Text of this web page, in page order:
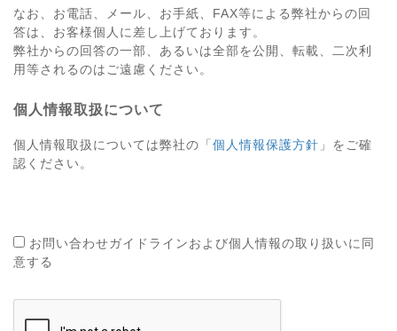
なお、お電話、メール、お手紙、FAX等による弊社からの回
答は、お客様個人に差し上げております。
弊社からの回答の一部、あるいは全部を公開、転載、二次利
用等されるのはご遠慮ください。
個人情報取扱について
個人情報取扱については弊社の「 個人情報保護方針 」をご確
認ください。
お問い合わせガイドラインおよび個人情報の取り扱いに同
意する